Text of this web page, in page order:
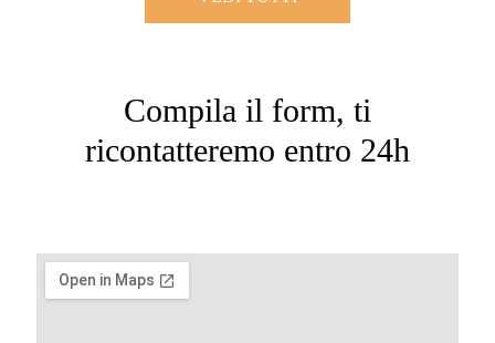
Compila il form, ti
ricontatteremo entro 24h